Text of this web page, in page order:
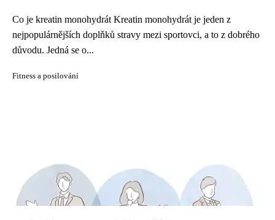
Co je kreatin monohydrát Kreatin monohydrát je jeden z
nejpopulárnějších doplňků stravy mezi sportovci, a to z dobrého
důvodu. Jedná se o...
Fitness a posilování